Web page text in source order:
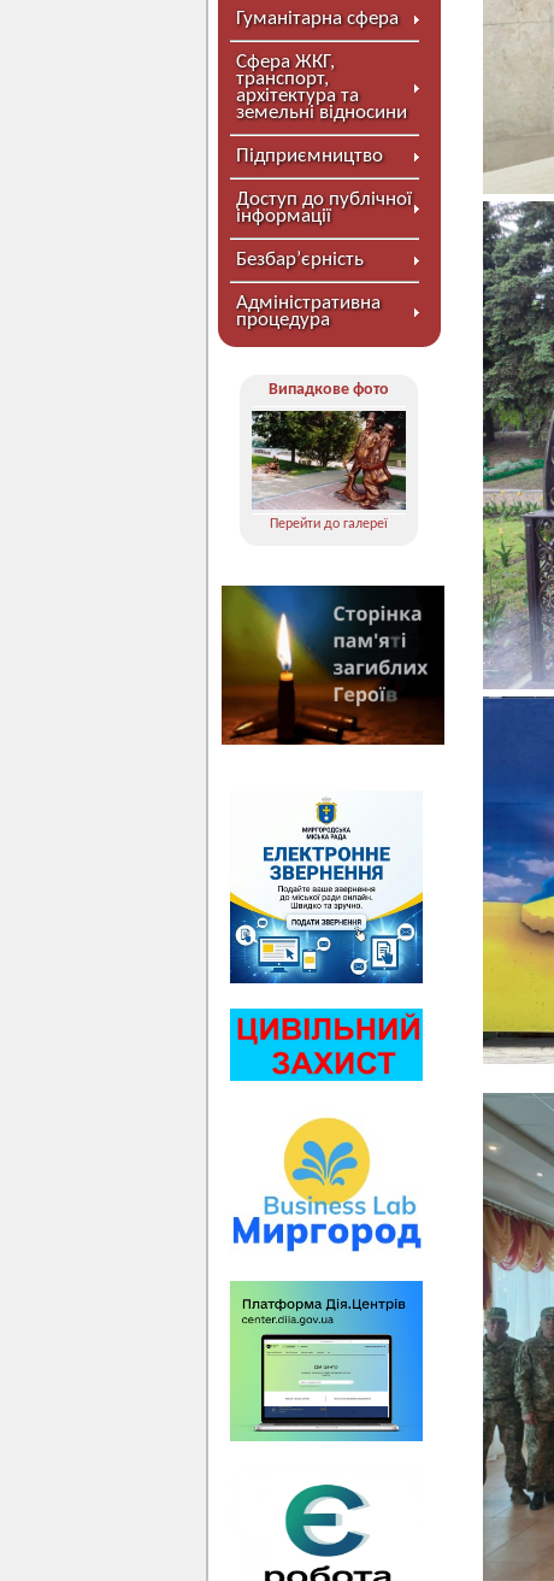
Гуманітарна сфера
Сфера ЖКГ,
транспорт,
архітектура та
земельні відносини
Підприємництво
Доступ до публічної
інформації
Безбар’єрність
Адміністративна
процедура
Випадкове фото
Перейти до галереї